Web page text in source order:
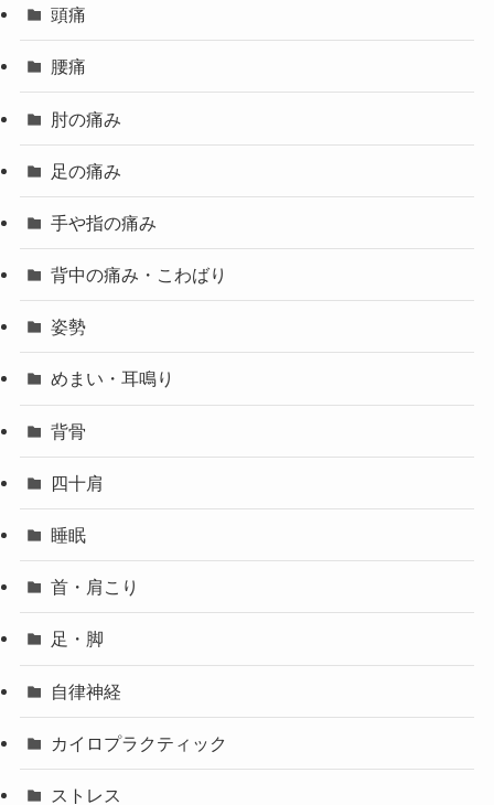
頭痛
腰痛
肘の痛み
足の痛み
手や指の痛み
背中の痛み・こわばり
姿勢
めまい・耳鳴り
背骨
四十肩
睡眠
首・肩こり
足・脚
自律神経
カイロプラクティック
ストレス